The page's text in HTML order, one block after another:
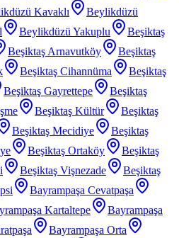
Kavaklı
Beylikdüzü
Beylikdüzü Yakuplu
Beşiktaş
Beşiktaş Arnavutköy
Beşiktaş
Beşiktaş Cihannüma
Beşiktaş
Beşiktaş Gayrettepe
Beşiktaş
Beşiktaş Kültür
Beşiktaş
Beşiktaş Mecidiye
Beşiktaş
Beşiktaş Ortaköy
Beşiktaş
Beşiktaş Vişnezade
Beşiktaş
Bayrampaşa Cevatpaşa
Kartaltepe
Bayrampaşa
Bayrampaşa Orta